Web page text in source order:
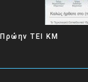
Πρώην ΤΕΙ ΚΜ